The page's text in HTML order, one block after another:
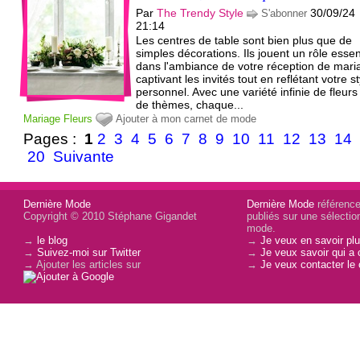
ParThe Trendy Style S'abonner 30/09/24
21:14
Les centres de table sont bien plus que de
simples décorations. Ils jouent un rôle
dans l'ambiance de votre réception de
captivant les invités tout en reflétant votre
personnel. Avec une variété infinie de
de thèmes, chaque...
Mariage Fleurs Ajouter à mon carnet de mode
Pages : 1 2 3 4 5 6 7 8 9 10 11 12 13 14
20 Suivante
Dernière Mode
Copyright © 2010 Stéphane Gigandet
→le blog
→Suivez-moi sur Twitter
→ Ajouter les articles sur
Dernière Mode
publiés sur une
mode.
→Je veux en savoir
→Je veux savoir qui a
→Je veux contacter le